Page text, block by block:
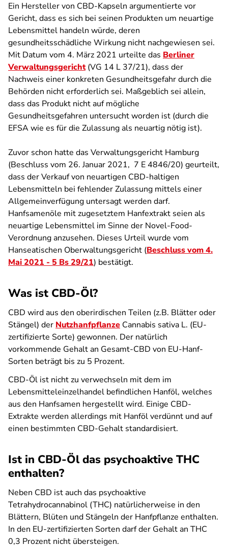
Ein Hersteller von CBD-Kapseln argumentierte vor
Gericht, dass es sich bei seinen Produkten um neuartige
Lebensmittel handeln würde, deren
gesundheitsschädliche Wirkung nicht nachgewiesen sei.
Mit Datum vom 4. März 2021 urteilte das Berliner
Verwaltungsgericht(VG 14 L 37/21), dass der
Nachweis einer konkreten Gesundheitsgefahr durch die
Behörden nicht erforderlich sei. Maßgeblich sei allein,
dass das Produkt nicht auf mögliche
Gesundheitsgefahren untersucht worden ist (durch die
EFSA wie es für die Zulassung als neuartig nötig ist).
Zuvor schon hatte das Verwaltungsgericht Hamburg
(Beschluss vom 26. Januar 2021, 7 E 4846/20) geurteilt,
dass der Verkauf von neuartigen CBD-haltigen
Lebensmitteln bei fehlender Zulassung mittels einer
Allgemeinverfügung untersagt werden darf.
Hanfsamenöle mit zugesetztem Hanfextrakt seien als
neuartige Lebensmittel im Sinne der Novel-Food-
Verordnung anzusehen. Dieses Urteil wurde vom
Hanseatischen Oberwaltungsgericht (Beschluss vom 4.
Mai 2021 - 5 Bs 29/21) bestätigt.
Was ist CBD-Öl?
CBD wird aus den oberirdischen Teilen (z.B. Blätter oder
Stängel) der Nutzhanfpflanze Cannabis sativa L. (EU-
zertifizierte Sorte) gewonnen. Der natürlich
vorkommende Gehalt an Gesamt-CBD von EU-Hanf-
Sorten beträgt bis zu 5 Prozent.
CBD-Öl ist nicht zu verwechseln mit dem im
Lebensmitteleinzelhandel befindlichen Hanföl, welches
aus den Hanfsamen hergestellt wird. Einige CBD-
Extrakte werden allerdings mit Hanföl verdünnt und auf
einen bestimmten CBD-Gehalt standardisiert.
Ist in CBD-Öl das psychoaktive THC
enthalten?
Neben CBD ist auch das psychoaktive
Tetrahydrocannabinol (THC) natürlicherweise in den
Blättern, Blüten und Stängeln der Hanfpflanze enthalten.
In den EU-zertifizierten Sorten darf der Gehalt an THC
0,3 Prozent nicht übersteigen.